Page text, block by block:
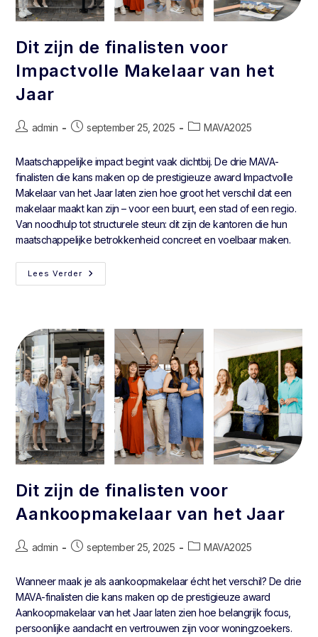
Dit zijn de finalisten voor
Impactvolle Makelaar van het
Jaar
admin september 25, 2025 MAVA2025
Maatschappelijke impact begint vaak dichtbij. De drie MAVA-
finalisten die kans maken op de prestigieuze award Impactvolle
Makelaar van het Jaar laten zien hoe groot het verschil dat een
makelaar maakt kan zijn – voor een buurt, een stad of een regio.
Van noodhulp tot structurele steun: dit zijn de kantoren die hun
maatschappelijke betrokkenheid concreet en voelbaar maken.
Lees Verder
Dit zijn de finalisten voor
Aankoopmakelaar van het Jaar
admin september 25, 2025 MAVA2025
Wanneer maak je als aankoopmakelaar écht het verschil? De drie
MAVA-finalisten die kans maken op de prestigieuze award
Aankoopmakelaar van het Jaar laten zien hoe belangrijk focus,
persoonlijke aandacht en vertrouwen zijn voor woningzoekers.